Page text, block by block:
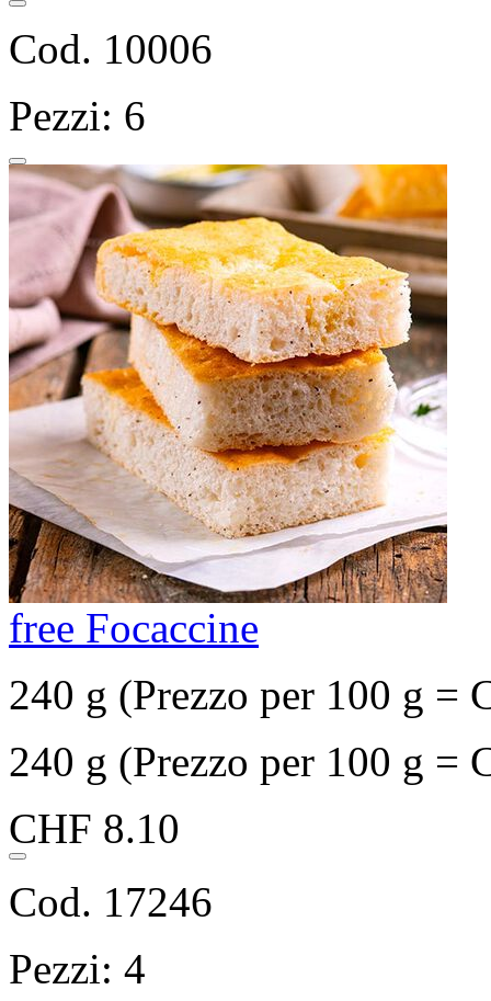
Cod. 10006
Pezzi: 6
free Focaccine
240 g (Prezzo per 100 g =
240 g (Prezzo per 100 g =
CHF 8.10
Cod. 17246
Pezzi: 4